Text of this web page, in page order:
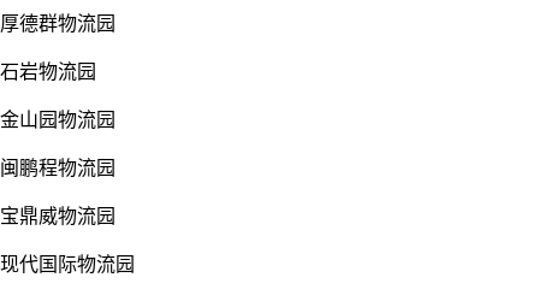
厚德群物流园
石岩物流园
金山园物流园
闽鹏程物流园
宝鼎威物流园
现代国际物流园